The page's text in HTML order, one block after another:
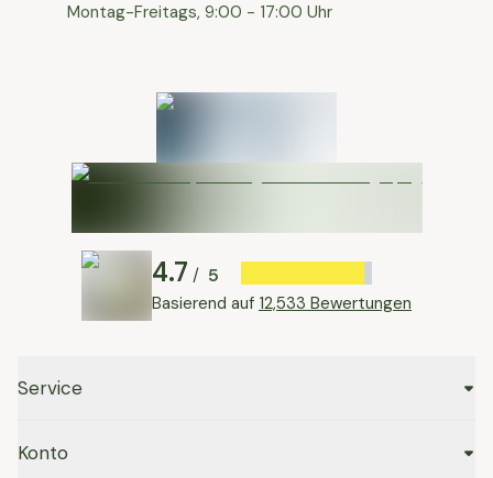
Montag-Freitags, 9:00 - 17:00 Uhr
4.7 / 5
Basierend auf 12,533 Bewertungen
Service
Konto